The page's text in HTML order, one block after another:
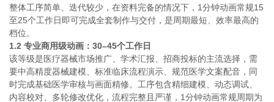
整体工序简单、迭代较少，在资料完备的情况下，1分钟动画常规15
至25个工作日即可完成全套制作与交付，是周期最短、效率最高的
档位。
1.2 专业商用级动画：30–45个工作日
该等级是医疗器械市场推广、学术汇报、招商投标的主流选择，需
要中高精度器械建模、标准临床流程演示、规范医学文案配音，同
时完成基础医学审核与画面精修。工序包含精细建模、动态调试、
内容校对、多轮修改优化，流程完整且严谨，1分钟动画常规周期为